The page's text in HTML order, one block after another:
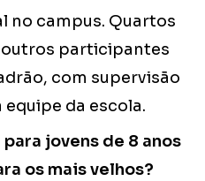
no campus. Quartos
participantes
com supervisão
da escola.
jovens de 8 anos
os mais velhos?